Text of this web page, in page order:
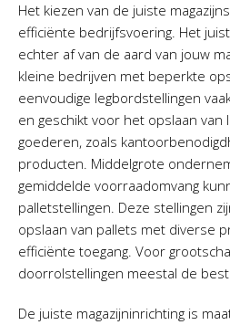
Het kiezen van de juiste
efficiënte bedrijfsvoering. Het
echter af van de aard van jouw
kleine bedrijven met beperkte
eenvoudige legbordstellingen
en geschikt voor het opslaan van
goederen, zoals
producten. Middelgrote
gemiddelde voorraadomvang
palletstellingen. Deze stellingen
opslaan van pallets met diverse
efficiënte toegang. Voor
doorrolstellingen meestal de
De juiste magazijninrichting is